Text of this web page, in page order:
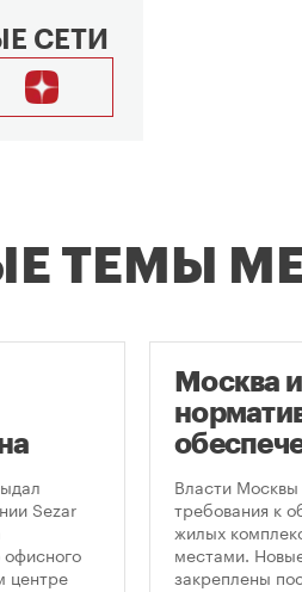
СЕТИ
ТЕМЫ
Sezar
офисного
центре
Москва
Власти
требования к
жилых
местами.
закреплены